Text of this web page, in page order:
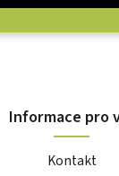
Informace pro
Kontakt